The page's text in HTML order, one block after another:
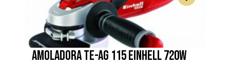
Amoladora TE-AG 115 EINHELL 720W